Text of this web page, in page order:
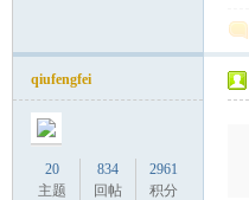
qiufengfei
20
主题
834
回帖
2961
积分